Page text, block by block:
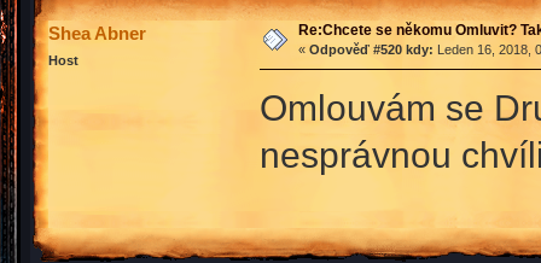
Shea Abner
Host
Re:Chcete se někomu Omluvit?
« Odpověď #520 kdy: Leden 16, 2018,
Omlouvám se
nesprávnou